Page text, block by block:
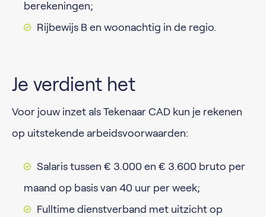
berekeningen;
Rijbewijs B en woonachtig in de regio.
Je verdient het
Voor jouw inzet als Tekenaar CAD kun je rekenen
op uitstekende arbeidsvoorwaarden:
Salaris tussen € 3.000 en € 3.600 bruto per
maand op basis van 40 uur per week;
Fulltime dienstverband met uitzicht op